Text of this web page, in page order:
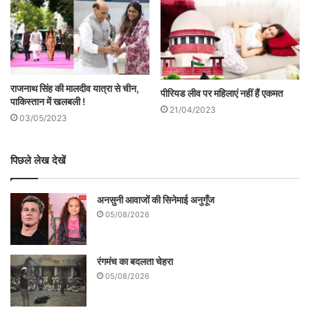
खाना खाने को नहीं है, रहने को नहीं है और कुछ खास
तरह के लोग जो शायद खुद को विशेष इंसान मानते हैं
उन्हें पिज़्ज़ा और जायकेदार खाना चाहिए।
समय का ये पल थम सा गया
अगर आपके पास पिज़्ज़ा या रेस्टोरेंट फ़ूड आर्डर करने
को पैसे हैं तो यक़ीनन आप ग्रोसरी खरीद कर स्वयं
से भी कुछ बना सकते हैं। प्रशासन को यह भी
जानकारी लेनी चाहिए कि बाहर से खाना आर्डर करने
राजनाथ सिंह की मालदीव यात्रा से चीन,
पाकिस्तान में खलबली !
03/05/2023
पीरियड लीव पर महिलाएं नहीं हैं एकमत
21/04/2023
पिछले लेख देखें
अनसुनी आवाजों की सिनेमाई अनुगूँज
05/08/2026
रंगमंच का बदलता चेहरा
05/08/2026